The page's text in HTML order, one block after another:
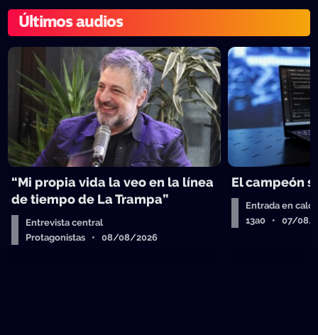
Últimos audios
“Mi propia vida la veo en la línea
de tiempo de La Trampa”
Entrevista central
Protagonistas • 08/08/2026
El campeón
Entrada en calor
13a0 • 07/08/